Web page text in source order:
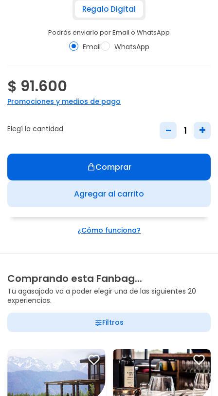
Regalo Digital
Podrás enviarlo por Email o WhatsApp
Email WhatsApp
$ 91.600
Promociones y medios de pago
Elegí la cantidad - +
Agregar al carrito
Comprar
¿Cómo funciona?
Comprando esta Fanbag...
Tu agasajado va a poder elegir una de las siguientes 20
experiencias.
Filtros